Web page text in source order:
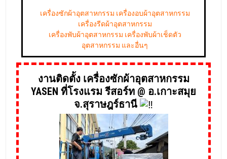
เครื่องรีดผ้าอุตสาหกรรม
เครื่องพับผ้าอุตสาหกรรม เครื่องพับผ้าเช็ดตัว
อุตสาหกรรม และอื่นๆ
งานติดตั้ง เครื่องซักผ้าอุตสาหกรรม
YASEN ที่โรงแรม รีสอร์ท @ อ.เกาะสมุย
จ.สุราษฎร์ธานี